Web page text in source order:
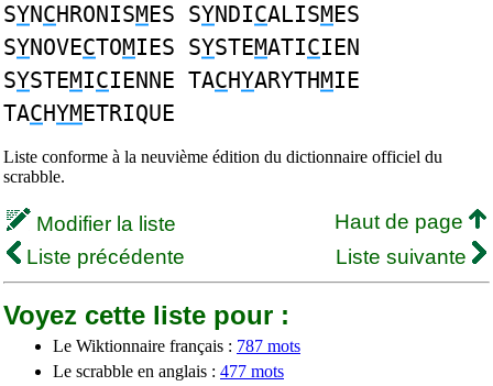
SYNCHRONISMES SYNDICALISMES
SYNOVECTOMIES SYSTEMATICIEN
SYSTEMICIENNE TACHYARYTHMIE
TACHYMETRIQUE
Liste conforme à la neuvième édition du dictionnaire officiel du
scrabble.
Modifier la liste
Haut de page
Liste précédente
Liste suivante
Voyez cette liste pour :
Le Wiktionnaire français : 787 mots
Le scrabble en anglais : 477 mots